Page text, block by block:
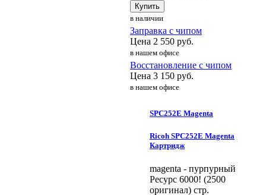
Купить
в наличии
Заправка с чипом
Цена 2 550 руб.
в нашем офисе
Восстановление с чипом
Цена 3 150 руб.
в нашем офисе
SPC252E Magenta
Ricoh SPC252E Magenta
Картридж
magenta - пурпурный
Ресурс 6000! (2500
оригинал) стр.